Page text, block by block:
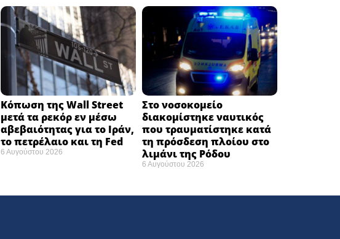
Κόπωση της Wall Street
μετά τα ρεκόρ εν μέσω
αβεβαιότητας για το Ιράν,
το πετρέλαιο και τη Fed
6 Αυγούστου 2026
Στο νοσοκομείο
διακομίστηκε ναυτικός
που τραυματίστηκε κατά
τη πρόσδεση πλοίου στο
λιμάνι της Ρόδου
6 Αυγούστου 2026